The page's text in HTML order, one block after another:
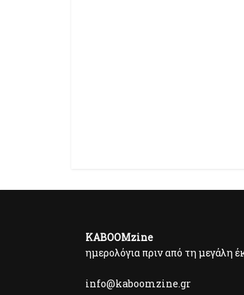
KABOOMzine
ημερολόγια πριν από τη μεγάλη
info@kaboomzine.gr